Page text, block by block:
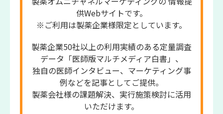
供Webサイトです。
※ご利用は製薬企業様限定としています。
製薬企業50社以上の利用実績のある定量調査
データ「医師版マルチメディア白書」、
独自の医師インタビュー、マーケティング事
例などを記事としてご提供。
製薬会社様の課題解決、実行施策検討に活用
いただけます。